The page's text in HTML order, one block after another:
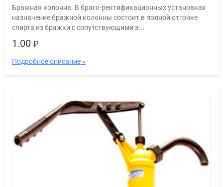
Бражная колонна. В браго-ректификационных установках
назначение бражной колонны состоит в полной отгонке
спирта из бражки с сопутствующими э...
1.00 ₽
Подробное описание »